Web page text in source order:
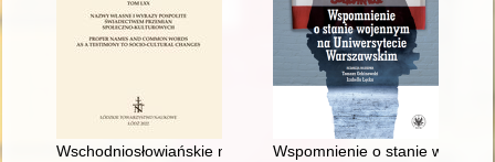
Wschodniosłowiańskie nazwiska odimienne w historycznej
Wspomnienie o stanie